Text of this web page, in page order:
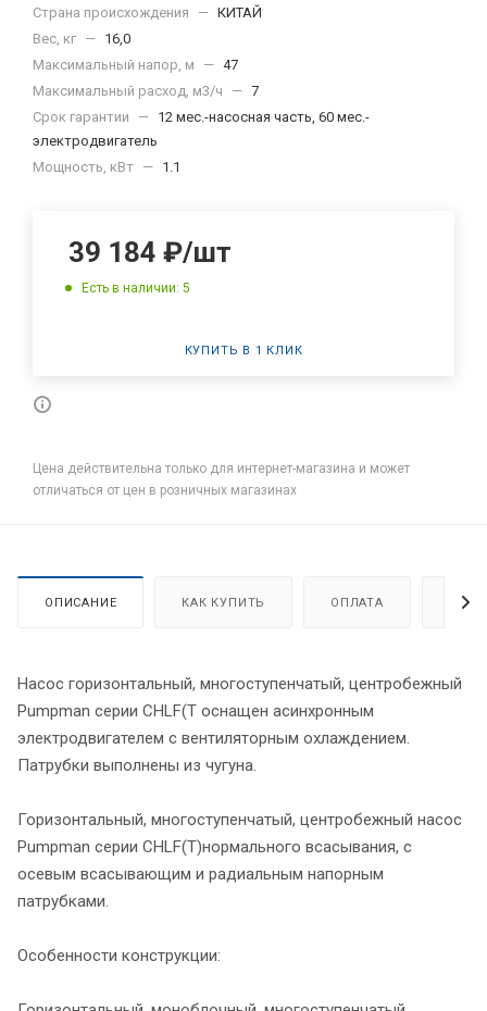
Страна происхождения
— КИТАЙ
Вес, кг — 16,0
Максимальный напор, м
— 47
Максимальный расход, м3/ч
— 7
Срок гарантии
— 12 мес.-насосная часть, 60 мес.-
электродвигатель
Мощность, кВт — 1.1
39 184 ₽/шт
Есть в наличии: 5
КУПИТЬ В 1 КЛИК
Цена действительна только для интернет-магазина и может
отличаться от цен в розничных магазинах
ОПИСАНИЕ КАК КУПИТЬ ОПЛАТА
Насос горизонтальный, многоступенчатый, центробежный
Pumpman серии CHLF(T оснащен асинхронным
электродвигателем с вентиляторным охлаждением.
Патрубки выполнены из чугуна.
Горизонтальный, многоступенчатый, центробежный насос
Pumpman серии CHLF(T)нормального всасывания, с
осевым всасывающим и радиальным напорным
патрубками.
Особенности конструкции: